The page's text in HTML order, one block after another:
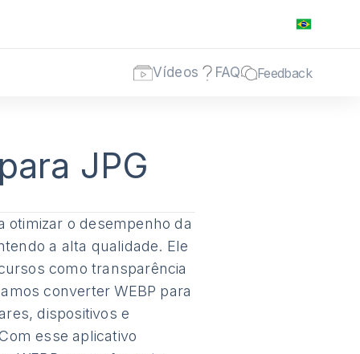
Vídeos FAQ Feedback
JPG
o desempenho da
a alta qualidade. Ele
como transparência
converter WEBP para
dispositivos e
esse aplicativo